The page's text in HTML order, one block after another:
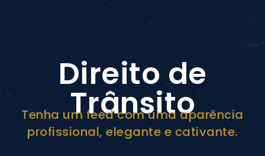
Direito de
Trânsito
Tenha um feed com uma aparência
profissional, elegante e cativante.